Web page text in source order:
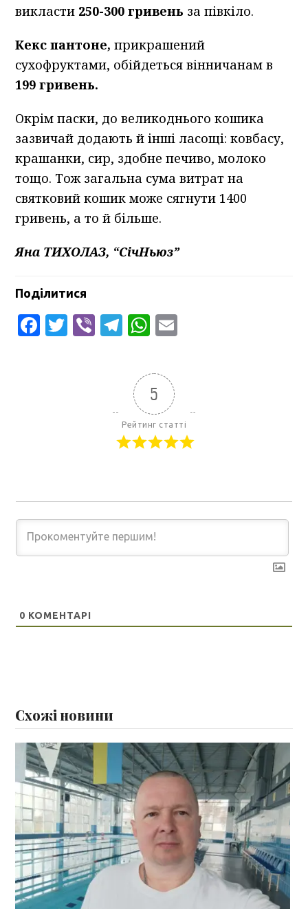
викласти 250-300 гривень за півкіло.
Кекс пантоне, прикрашений
сухофруктами, обійдеться вінничанам в
199 гривень.
Окрім паски, до великоднього кошика
зазвичай додають й інші ласощі: ковбасу,
крашанки, сир, здобне печиво, молоко
тощо. Тож загальна сума витрат на
святковий кошик може сягнути 1400
гривень, а то й більше.
Яна ТИХОЛАЗ, “СічНьюз”
Поділитися
Facebook
Twitter
ViberTelegram
WhatsApp
5
Рейтинг статті
0 КОМЕНТАРІ
Схожі новини